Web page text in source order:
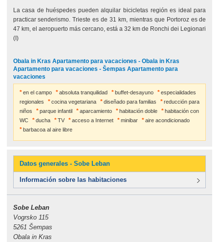
La casa de huéspedes pueden alquilar bicicletas región es ideal para
practicar senderismo. Trieste es de 31 km, mientras que Portoroz es de
47 km, el aeropuerto más cercano, está a 32 km de Ronchi dei Legionari
(I)
Obala in Kras Apartamento para vacaciones - Obala in Kras
Apartamento para vacaciones - Šempas Apartamento para
vacaciones
en el campo absoluta tranquilidad buffet-desayuno
especialidades
regionales
cocina vegetariana diseñado para familias
reducción para
niños
parque infantil aparcamiento habitación doble
habitación con
WC
ducha TV acceso a Internet minibar
aire acondicionado
barbacoa al aire libre
Datos generales - Sobe Leban
Información sobre las habitaciones
Sobe Leban
Vogrsko 115
5261 Šempas
Obala in Kras